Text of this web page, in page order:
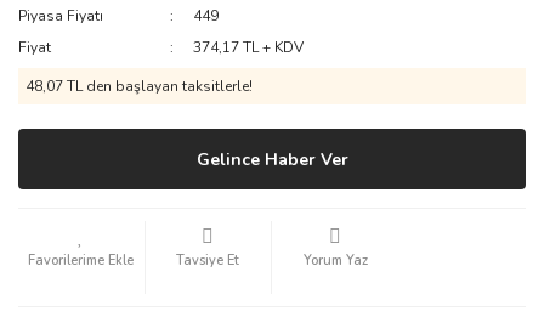
Piyasa Fiyatı
449
Fiyat
374,17 TL + KDV
48,07 TL den başlayan taksitlerle!
Gelince Haber Ver
Tavsiye Et Yorum Yaz